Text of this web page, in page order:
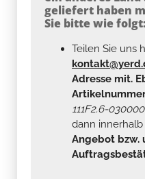
geliefert haben
Sie bitte wie folgt:
Teilen Sie uns
Adresse mit.
111F2.6-
dann
Angebot bzw.